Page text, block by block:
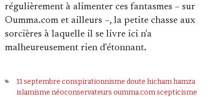
régulièrement à alimenter ces fantasmes – sur
Oumma.com et ailleurs –, la petite chasse aux
sorcières à laquelle il se livre ici n'a
malheureusement rien d'étonnant.
11 septembre conspirationnisme doute hicham hamza
islamisme néoconservateurs oumma.comscepticisme